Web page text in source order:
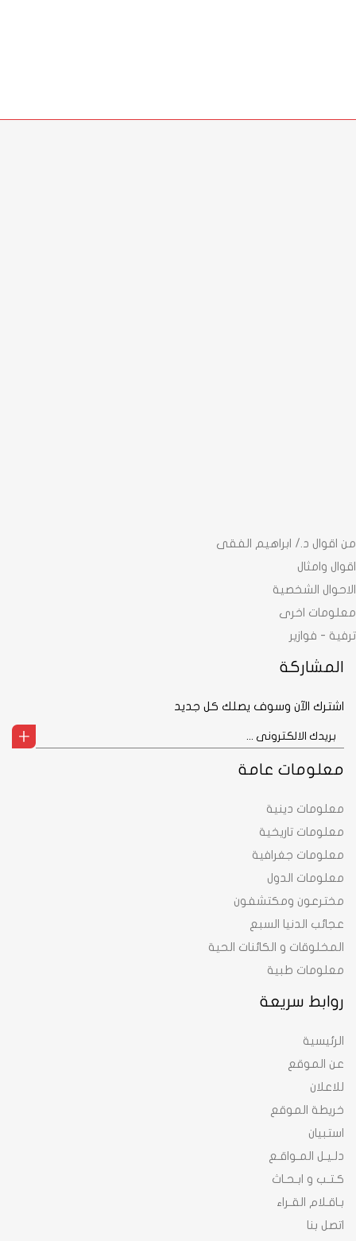
روابط سريعة
الرئيسية
عن الموقع
للاعلان
خريطة الموقع
استبيان
دلـيـل المـواقـع
كـتـب و ابـحـاث
بـاقـلام القـراء
اتصل بنا
معلومات عامة
معلومات دينية
معلومات تاريخية
معلومات جغرافية
معلومات الدول
مخترعون ومكتشفون
عجائب الدنيا السبع
المخلوقات و الكائنات الحية
معلومات طبية
من اقوال د./ ابراهيم الفقى
اقوال وامثال
الاحوال الشخصية
معلومات اخرى
ترفية - فوازير
المشاركة
اشترك الآن وسوف يصلك كل جديد